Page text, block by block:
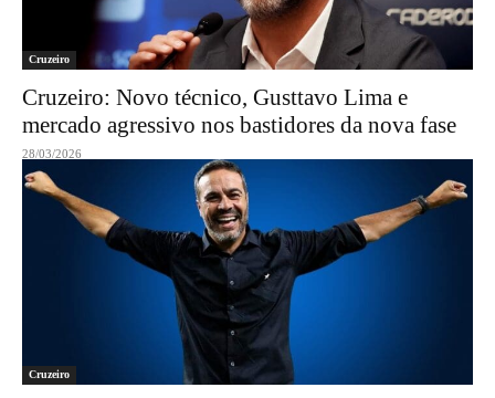
Cruzeiro
Cruzeiro: Novo técnico, Gusttavo Lima e
mercado agressivo nos bastidores da nova fase
28/03/2026
Cruzeiro